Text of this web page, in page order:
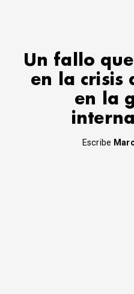
Un fallo que
en la crisis
en la
Escribe